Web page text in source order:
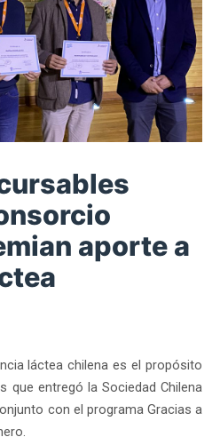
aporte a
láctea chilena es el propósito
que entregó la Sociedad Chilena
con el programa Gracias a